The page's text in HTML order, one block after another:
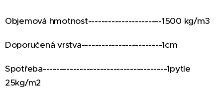
Objemová hmotnost----------------------1500 kg/m3
Doporučená vrstva------------------------1cm
Spotřeba-------------------------------------1pytle
25kg/m2